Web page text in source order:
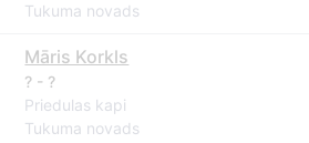
Tukuma novads
Māris Korkls
? - ?
Priedulas kapi
Tukuma novads